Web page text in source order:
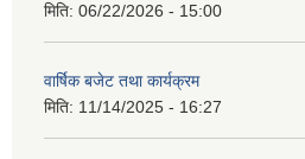
मिति: 06/22/2026 - 15:00
वार्षिक बजेट तथा कार्यक्रम
मिति: 11/14/2025 - 16:27